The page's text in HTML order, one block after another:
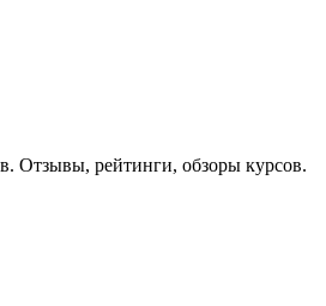
Отзывы, рейтинги, обзоры курсов.